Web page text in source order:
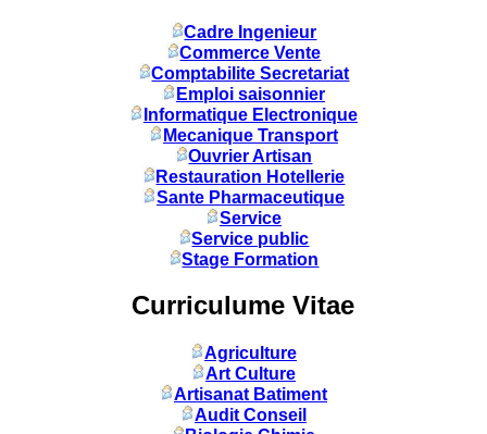
Cadre Ingenieur
Commerce Vente
Comptabilite Secretariat
Emploi saisonnier
Informatique Electronique
Mecanique Transport
Ouvrier Artisan
Restauration Hotellerie
Sante Pharmaceutique
Service
Service public
Stage Formation
Curriculume Vitae
Agriculture
Art Culture
Artisanat Batiment
Audit Conseil